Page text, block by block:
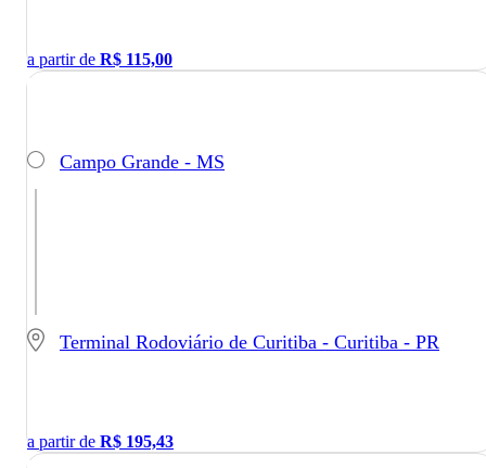
a partir de R$ 115,00
Campo Grande - MS
Terminal Rodoviário de Curitiba - Curitiba - PR
a partir de R$ 195,43